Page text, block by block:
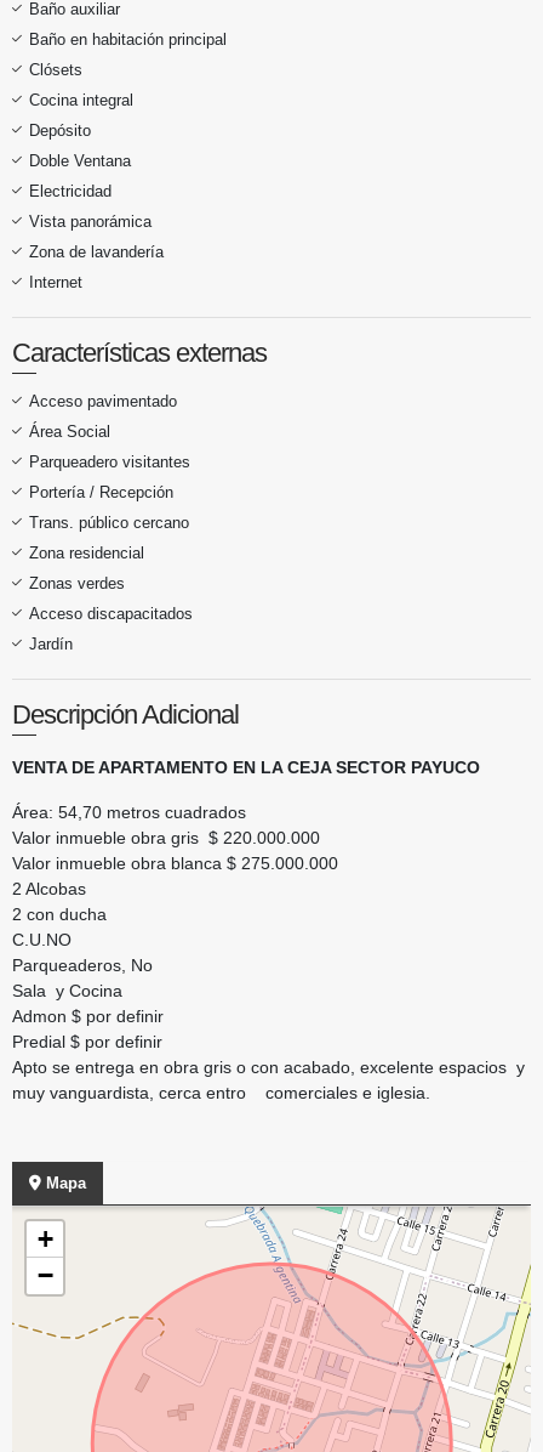
Baño auxiliar
Baño en habitación principal
Clósets
Cocina integral
Depósito
Doble Ventana
Electricidad
Vista panorámica
Zona de lavandería
Internet
Características externas
Acceso pavimentado
Área Social
Parqueadero visitantes
Portería / Recepción
Trans. público cercano
Zona residencial
Zonas verdes
Acceso discapacitados
Jardín
Descripción Adicional
VENTA DE APARTAMENTO EN LA CEJA SECTOR PAYUCO
Área: 54,70 metros cuadrados
Valor inmueble obra gris $ 220.000.000
Valor inmueble obra blanca $ 275.000.000
2 Alcobas
2 con ducha
C.U.NO
Parqueaderos, No
Sala y Cocina
Admon $ por definir
Predial $ por definir
Apto se entrega en obra gris o con acabado, excelente espacios y
muy vanguardista, cerca entro comerciales e iglesia.
Mapa
+
−